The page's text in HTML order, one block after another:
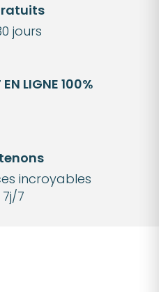
jours
LIGNE 100%
incroyables
7